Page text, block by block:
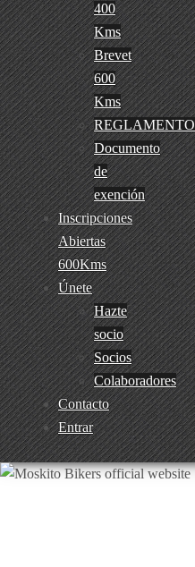
400
Kms
Brevet
600
Kms
REGLAMENTO
Documento
de
exención
Inscripciones
Abiertas
600Kms
Únete
Hazte
socio
Socios
Colaboradores
Contacto
Entrar